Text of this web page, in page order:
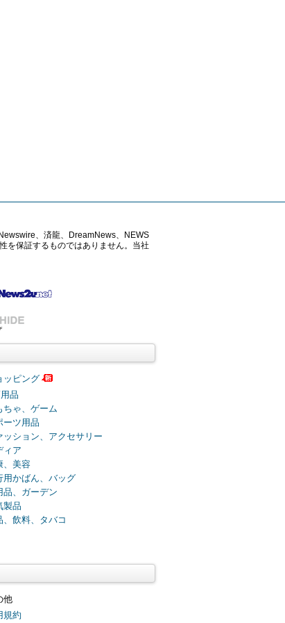
、済龍、DreamNews、NEWS
を保証するものではありません。当社
ッピング
品
ちゃ、ゲーム
ーツ用品
ッション、アクセサリー
ィア
、美容
用かばん、バッグ
品、ガーデン
製品
、飲料、タバコ
他
規約